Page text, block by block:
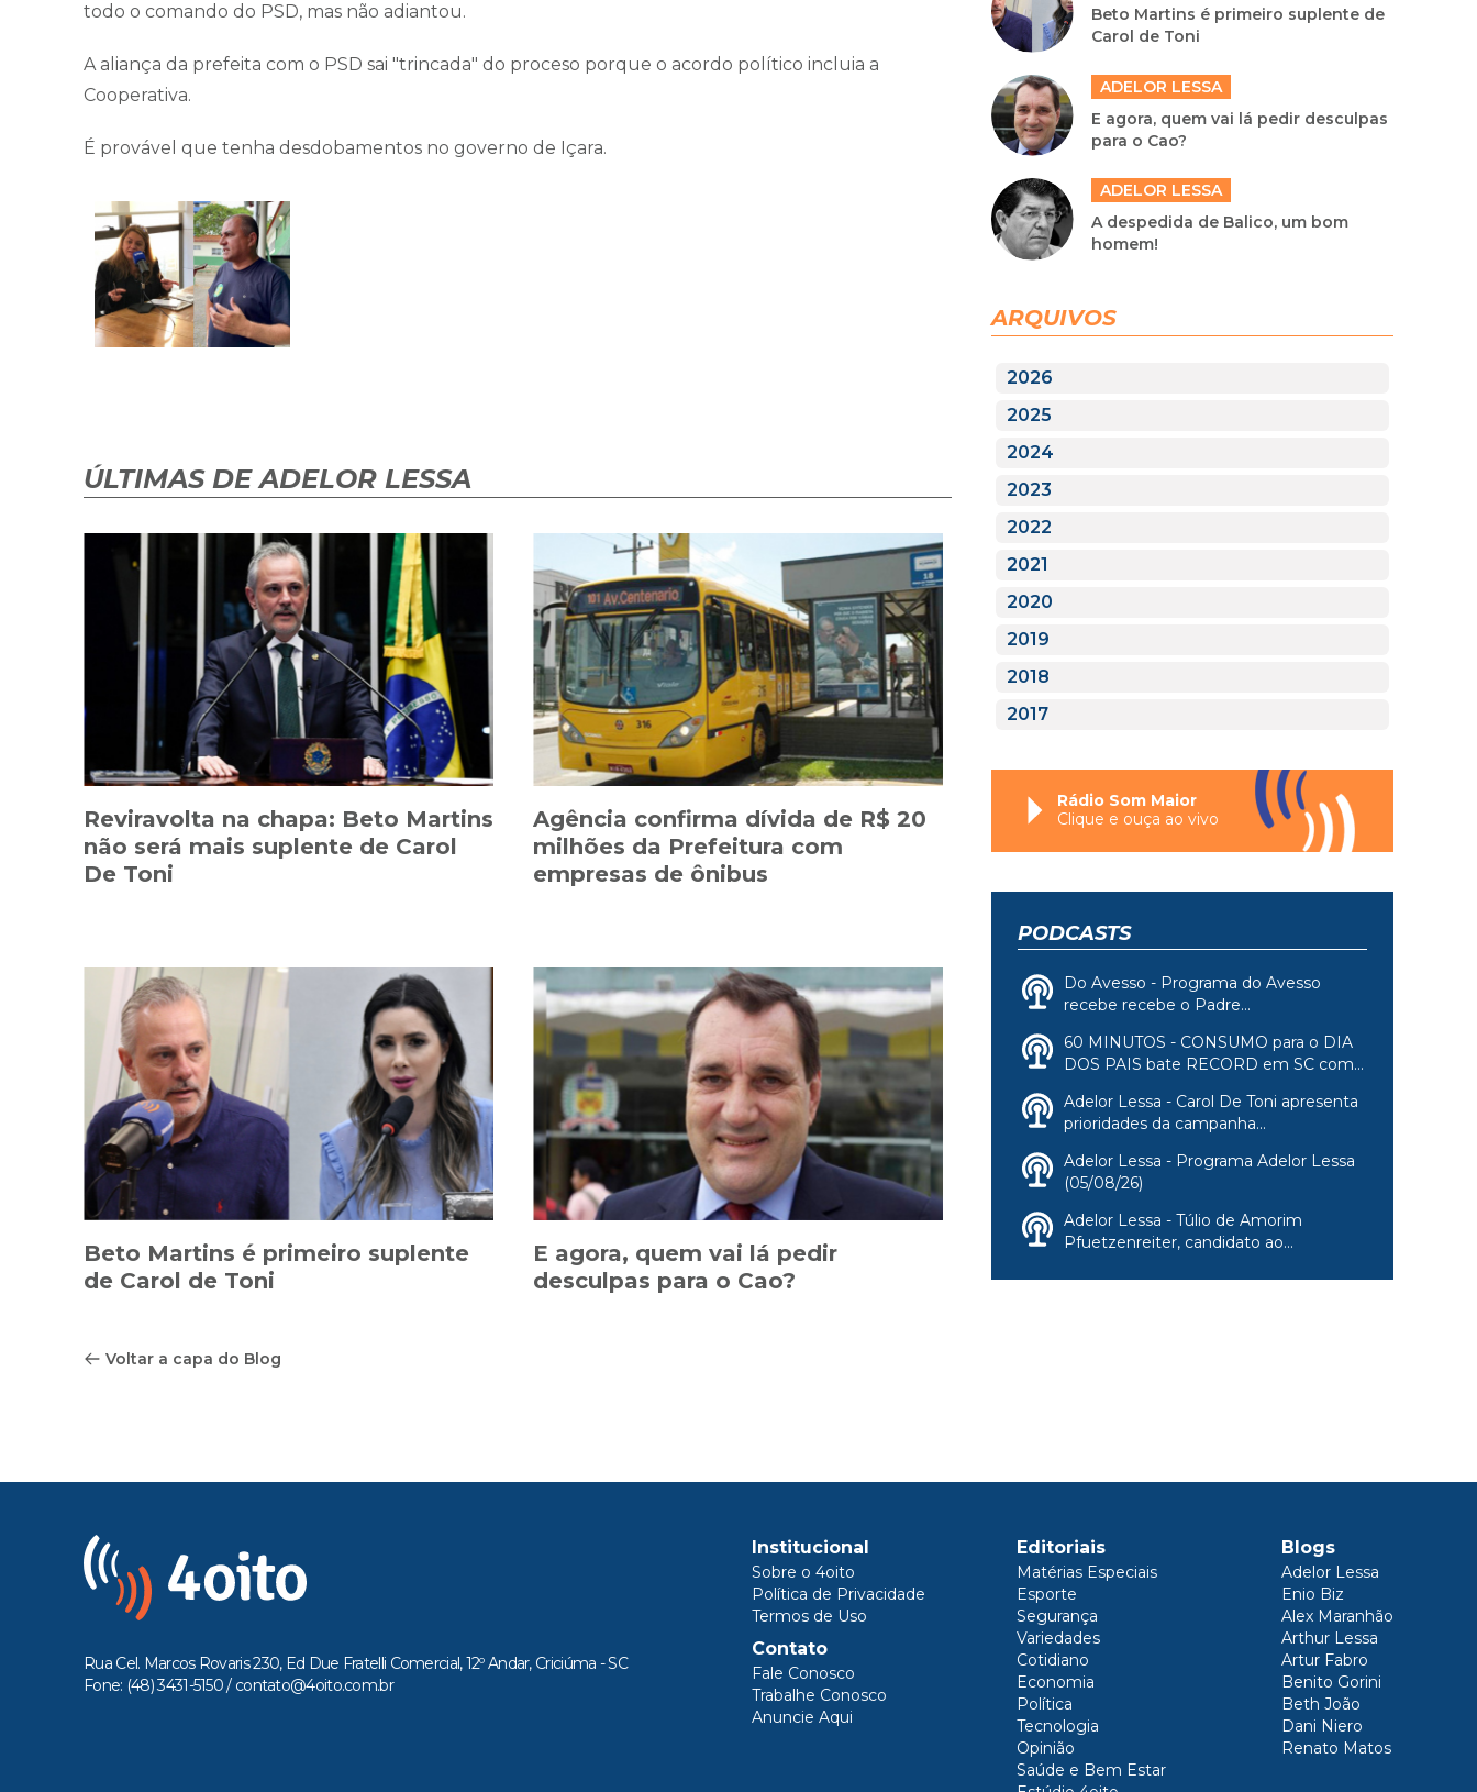
todo o comando do PSD, mas não adiantou.
A aliança da prefeita com o PSD sai "trincada" do proceso porque o acordo político incluia a
Cooperativa.
É provável que tenha desdobamentos no governo de Içara.
ÚLTIMAS DE ADELOR LESSA
Reviravolta na chapa: Beto Martins
não será mais suplente de Carol
De Toni
Agência confirma dívida de R$ 20
milhões da Prefeitura com
empresas de ônibus
Beto Martins é primeiro suplente
de Carol de Toni
E agora, quem vai lá pedir
desculpas para o Cao?
Voltar a capa do Blog
Beto Martins é primeiro suplente de
Carol de Toni
ADELOR LESSA
E agora, quem vai lá pedir desculpas
para o Cao?
ADELOR LESSA
A despedida de Balico, um bom
homem!
ARQUIVOS
2026
2025
2024
2023
2022
2021
2020
2019
2018
2017
Rádio Som Maior
Clique e ouça ao vivo
PODCASTS
Do Avesso - Programa do Avesso
recebe recebe o Padre...
60 MINUTOS - CONSUMO para o DIA
DOS PAIS bate RECORD em SC com...
Adelor Lessa - Carol De Toni apresenta
prioridades da campanha...
Adelor Lessa - Programa Adelor Lessa
(05/08/26)
Adelor Lessa - Túlio de Amorim
Pfuetzenreiter, candidato ao...
Rua Cel. Marcos Rovaris 230, Ed Due Fratelli Comercial, 12º Andar, Criciúma - SC
Fone: (48) 3431-5150 / contato@4oito.com.br
Institucional
Sobre o 4oito
Política de Privacidade
Termos de Uso
Contato
Fale Conosco
Trabalhe Conosco
Anuncie Aqui
Editoriais
Matérias Especiais
Esporte
Segurança
Variedades
Cotidiano
Economia
Política
Tecnologia
Opinião
Saúde e Bem Estar
Blogs
Adelor Lessa
Enio Biz
Alex Maranhão
Arthur Lessa
Artur Fabro
Benito Gorini
Beth João
Dani Niero
Renato Matos